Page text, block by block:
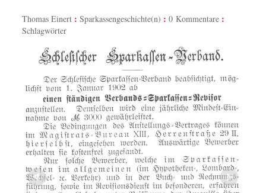
Thomas Einert Sparkassengeschichte(n)
0 Kommentare
Schlagwörter